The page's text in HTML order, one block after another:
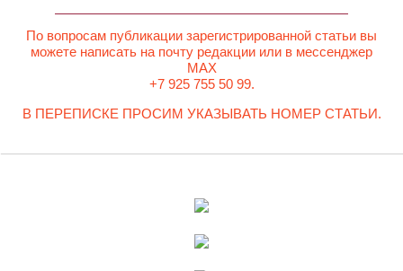
По вопросам публикации зарегистрированной статьи вы
можете написать на почту редакции или в мессенджер
MAX
+7 925 755 50 99.
В ПЕРЕПИСКЕ ПРОСИМ УКАЗЫВАТЬ НОМЕР СТАТЬИ.